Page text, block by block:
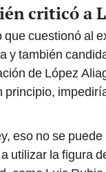
criticó a
que cuestionó al
y también
de López
principio,
eso no se
utilizar la figura